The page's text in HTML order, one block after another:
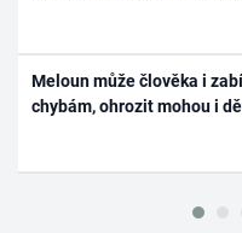
Meloun může člověka i
chybám, ohrozit mohou i